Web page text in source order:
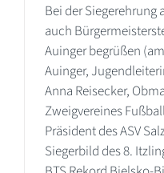
Bei der
auch
Auinger begrüßen
Auinger,
Anna Reisecker,
Zweigvereines
Präsident des ASV
Siegerbild des 8.